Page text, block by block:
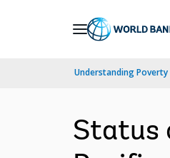
Understanding Poverty
Status